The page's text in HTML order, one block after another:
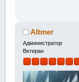
Altmer
Администратор
Ветеран